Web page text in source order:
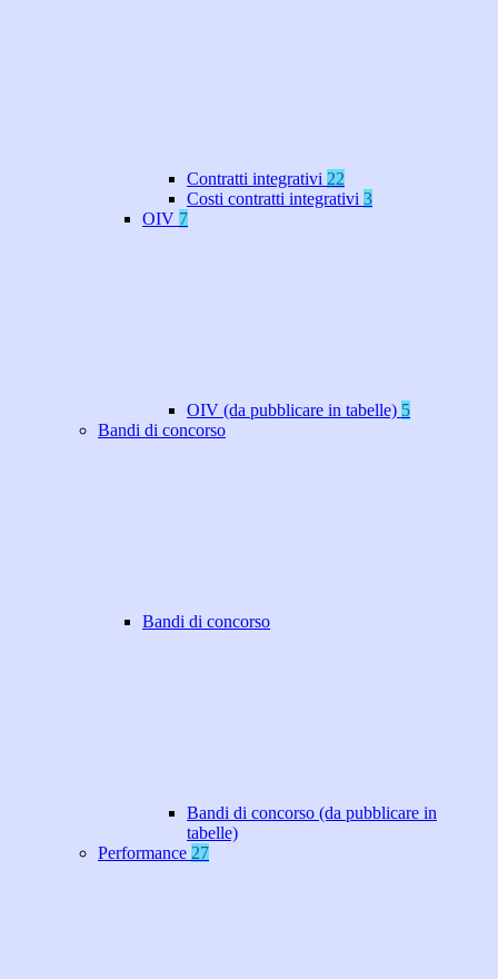
Contratti integrativi 22
Costi contratti integrativi 3
OIV 7
OIV (da pubblicare in tabelle) 5
Bandi di concorso
Bandi di concorso
Bandi di concorso (da pubblicare in
tabelle)
Performance 27